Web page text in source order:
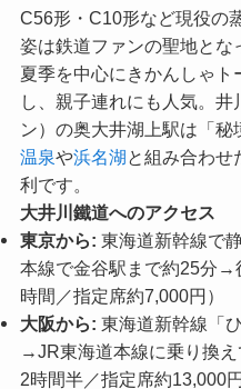
C56形・C10形など現役の
姿は鉄道ファンの聖地とな
夏季を中心にきかんしゃ
し、親子連れにも人気。
ン）の奥大井湖上駅は「秘
温泉や浜名湖と組み合わせ
利です。
大井川鐵道へのアクセス
東京から: 東海道新幹線で
本線で金谷駅まで約25分→
時間／指定席約7,000円）
大阪から: 東海道新幹線「
→JR東海道本線に乗り換
2時間半／指定席約13,000円